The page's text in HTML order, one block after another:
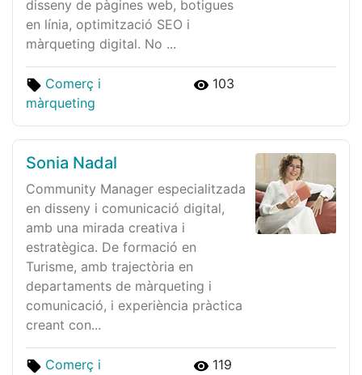
disseny de pàgines web, botigues
en línia, optimització SEO i
màrqueting digital. No ...
Comerç i
màrqueting
103
Sonia Nadal
Community Manager especialitzada
en disseny i comunicació digital,
amb una mirada creativa i
estratègica. De formació en
Turisme, amb trajectòria en
departaments de màrqueting i
comunicació, i experiència pràctica
creant con...
Comerç i
119